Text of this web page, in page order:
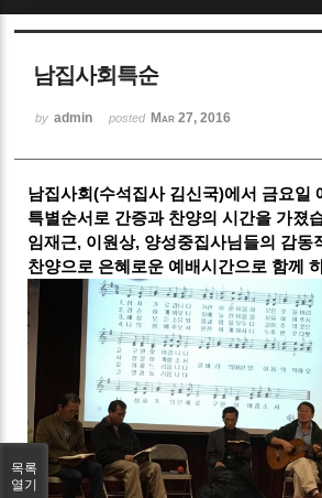
남집사회특순
by admin posted Mar 27, 2016
남집사회(수석집사 김신국)에서 금요일
특별순서로 간증과 찬양의 시간을 가졌
임재근, 이원상, 양성중집사님들의 감동
찬양으로 은혜로운 예배시간으로 함께
목록
열기
Sketchbook5, 스케치북5
Sketchbook5, 스케